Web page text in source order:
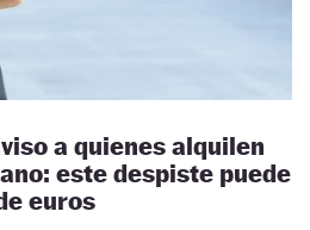
a quienes alquilen
este despiste puede
euros